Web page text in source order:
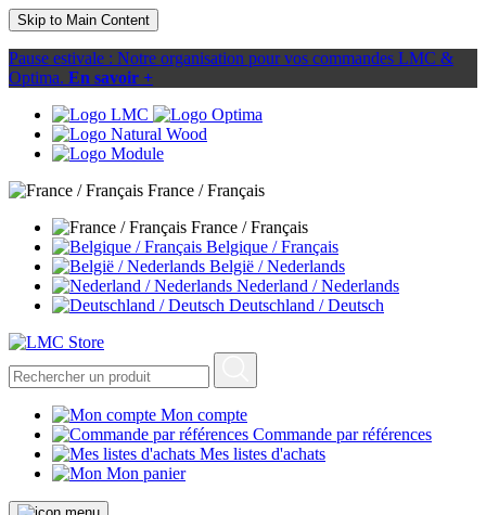
Skip to Main Content
Pause estivale : Notre organisation pour vos commandes LMC &
Optima. En savoir +
France / Français
France / Français
Belgique / Français
België / Nederlands
Nederland / Nederlands
Deutschland / Deutsch
Mon compte
Commande par références
Mes listes d'achats
Mon panier